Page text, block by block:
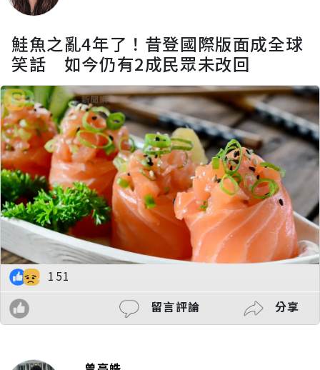
鮭魚之亂4年了！昔登國際版面成全球
笑話 如今仍有2成民眾未改回
151
留言評論
分享